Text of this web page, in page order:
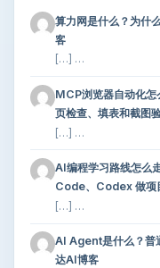
算力网是什么？为什
客
[…] …
MCP浏览器自动化
页检查、填表和截图
[…] …
AI编程学习路线怎么
Code、Codex 做项
[…] …
AI Agent是什么？普
达AI博客